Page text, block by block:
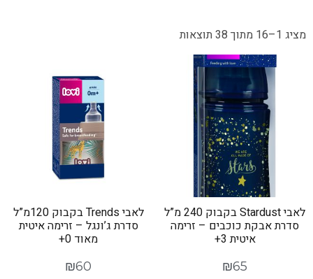
מציג 1–16 מתוך 38 תוצאות
לאבי Stardust בקבוק 240 מ”ל
סדרת אבקת כוכבים – זרימה
איטית 3+
₪65
לאבי Trends בקבוק 120מ”ל
סדרת ג’ונגל – זרימה איטית
מאוד 0+
₪60